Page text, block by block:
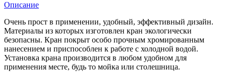
Описание
Очень прост в применении, удобный, эффективный дизайн.
Материалы из которых изготовлен кран экологически
безопасны. Кран покрыт особо прочным хромированным
нанесением и приспособлен к работе с холодной водой.
Установка крана производится в любом удобном для
применения месте, будь то мойка или столешница.